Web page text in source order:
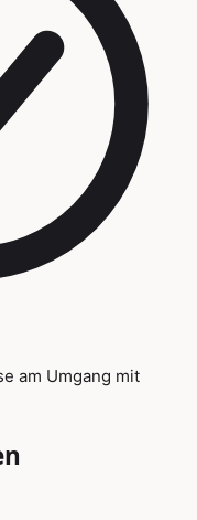
am Umgang mit